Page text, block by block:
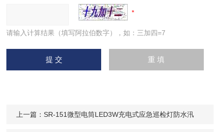
请输入计算结果（填写阿拉伯数字），如：三加四=7
上一篇： SR-151微型电筒LED3W充电式应急巡检灯防水汛